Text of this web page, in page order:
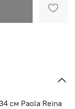
см Paola Reina